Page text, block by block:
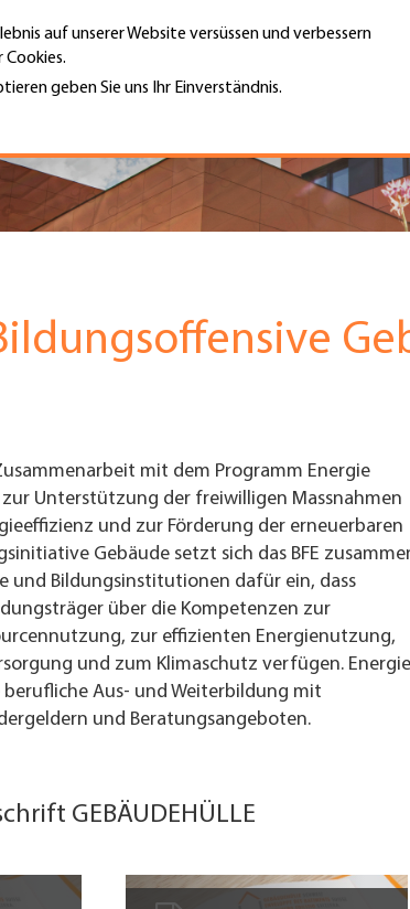
auf unserer Website versüssen und verbessern
Cookies.
geben Sie uns Ihr Einverständnis.
mit dem Programm Energie
zur Unterstützung der freiwilligen Massnahmen
und zur Förderung der erneuerbaren
Gebäude setzt sich das BFE
und Bildungsinstitutionen dafür ein, dass
über die Kompetenzen zur
zur effizienten Energienutzung,
und zum Klimaschutz verfügen. Energie
Aus- und Weiterbildung mit
und Beratungsangeboten.
GEBÄUDEHÜLLE